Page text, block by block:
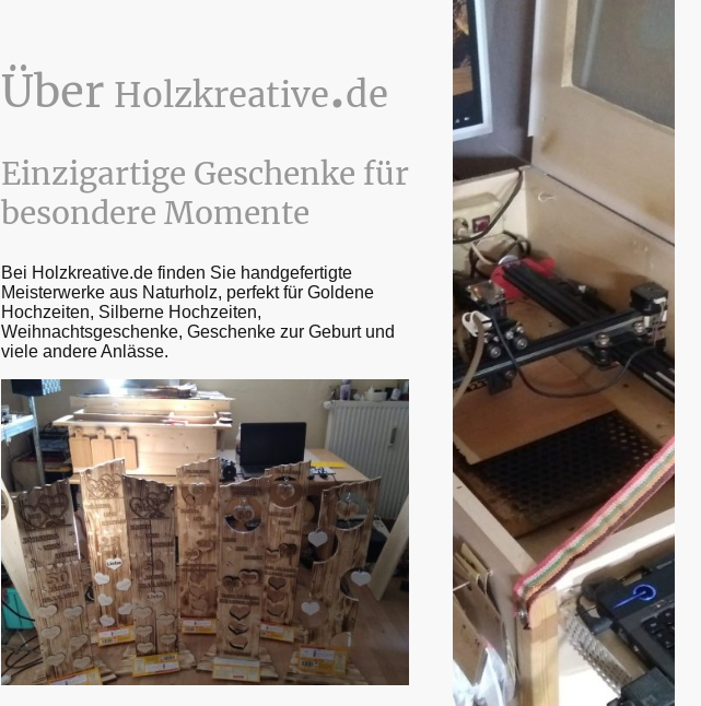
Über Holzkreative.de
Einzigartige Geschenke für
besondere Momente
Bei Holzkreative.de finden Sie handgefertigte
Meisterwerke aus Naturholz, perfekt für Goldene
Hochzeiten, Silberne Hochzeiten,
Weihnachtsgeschenke, Geschenke zur Geburt und
viele andere Anlässe.